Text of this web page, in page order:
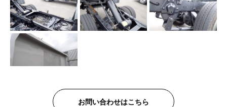
お問い合わせはこちら